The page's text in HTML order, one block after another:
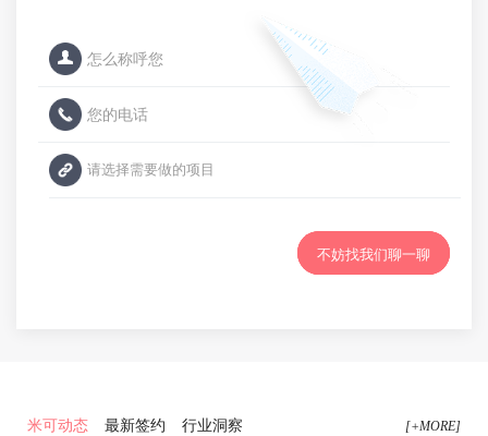
不妨找我们聊一聊
米可动态 最新签约 行业洞察 [+MORE]